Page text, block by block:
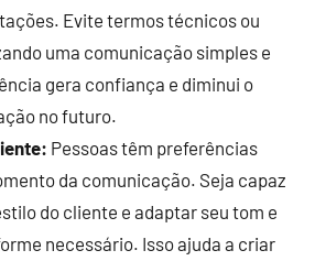
Evite termos técnicos ou
uma comunicação simples e
gera confiança e diminui o
no futuro.
Pessoas têm preferências
da comunicação. Seja capaz
do cliente e adaptar seu tom e
necessário. Isso ajuda a criar